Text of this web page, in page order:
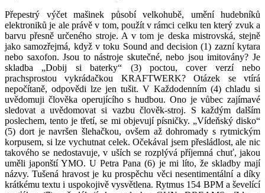
Přepestrý výčet mašinek působí velkohubě, umění hudebníků
elektroniků je ale právě v tom, použít v rámci celku ten který zvuk a
barvu přesně určeného stroje. A v tom je deska mistrovská, stejně
jako samozřejmá, když v toku Sound and decision (1) zazní kytara
nebo saxofon. Jsou to nástroje skutečné, nebo jsou imitovány? Je
skladba „Dobij si baterky“ (3) poctou, cover verzí nebo
prachsprostou vykrádačkou KRAFTWERK? Otázek se vtírá
nepočítaně, odpovědi lze jen tušit. V Každodenním (4) chladu si
uvědomuji člověka operujícího s hudbou. Ono je vůbec zajímavé
sledovat a uvědomovat si vazbu člověk-stroj. S každým dalším
poslechem, tento je třetí, se mi objevují písničky. „Vídeňský disko“
(5) dort je navršen šlehačkou, ovšem až dohromady s rytmickým
korpusem, si lze vychutnat celek. Očekával jsem přesládlost, ale nic
takového se nedostavuje, v uších se rozplývá příjemná chuť, jakou
uměli japonští YMO. U Petra Pana (6) je mi líto, že skladby mají
názvy. Tušená hravost je ku prospěchu věci nesentimentální a díky
krátkému textu i uspokojivě vysvětlena. Rytmus 154 BPM a ševelící